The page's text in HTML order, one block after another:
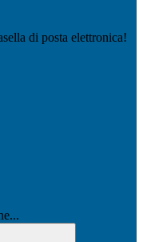
di posta elettronica!